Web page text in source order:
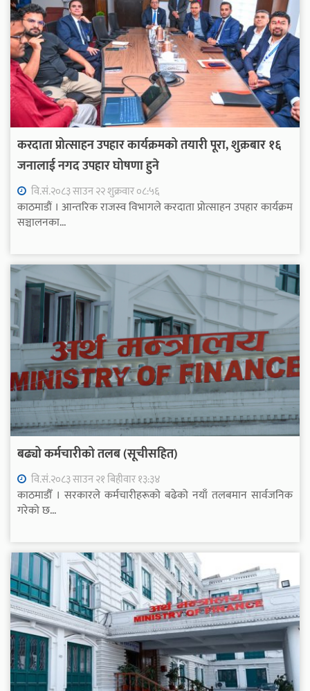
करदाता प्रोत्साहन उपहार कार्यक्रमको तयारी पूरा, शुक्रबार १६
जनालाई नगद उपहार घोषणा हुने
वि.सं.२०८३ साउन २२ शुक्रवार ०८:५६
काठमाडौं । आन्तरिक राजस्व विभागले करदाता प्रोत्साहन उपहार कार्यक्रम
सञ्चालनका...
बढ्यो कर्मचारीको तलब (सूचीसहित)
वि.सं.२०८३ साउन २१ बिहीवार १३:३४
काठमाडौँ । सरकारले कर्मचारीहरूको बढेको नयाँ तलबमान सार्वजनिक
गरेको छ...